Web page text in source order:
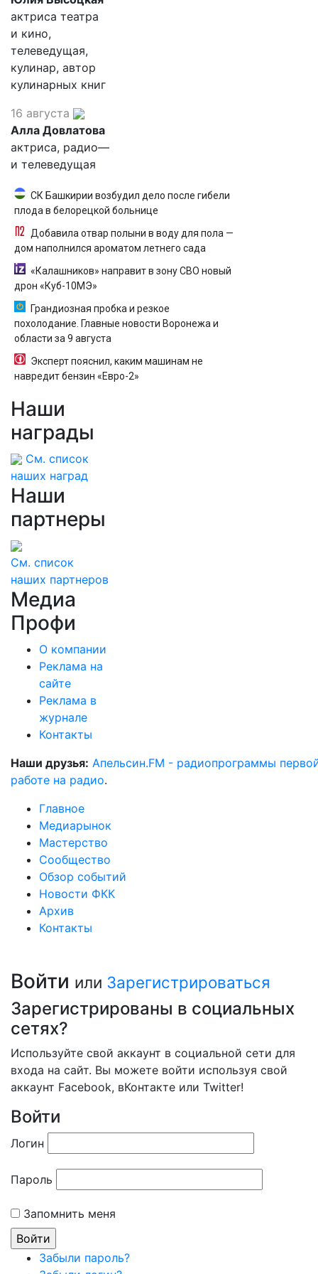
актриса театра
и кино,
телеведущая,
кулинар, автор
кулинарных книг
16 августа
Алла Довлатова
актриса, радио—
и телеведущая
СК Башкирии возбудил дело после гибели
плода в белорецкой больнице
Добавила отвар полыни в воду для пола —
дом наполнился ароматом летнего сада
«Калашников» направит в зону СВО новый
дрон «Куб-10МЭ»
Грандиозная пробка и резкое
похолодание. Главные новости Воронежа и
области за 9 августа
Эксперт пояснил, каким машинам не
навредит бензин «Евро-2»
Наши
награды
См. список
наших наград
Наши
партнеры
См. список
наших партнеров
Медиа
Профи
О компании
Реклама на
сайте
Реклама в
журнале
Контакты
Наши друзья: Апельсин.FM - радиопрограммы
работе на радио.
Главное
Медиарынок
Мастерство
Сообщество
Обзор событий
Новости ФКК
Архив
Контакты
Войти или Зарегистрироваться
Зарегистрированы в социальных
сетях?
Используйте свой аккаунт в социальной сети для
входа на сайт. Вы можете войти используя свой
аккаунт Facebook, вКонтакте или Twitter!
Войти
Логин
Пароль
Запомнить меня
Забыли пароль?